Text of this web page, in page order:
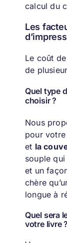
calcul du
Les
Le coût
de
Quel type
choisir ?
Nous
pour
et la
souple
et un
chère
longue à
Quel sera
votre livre ?